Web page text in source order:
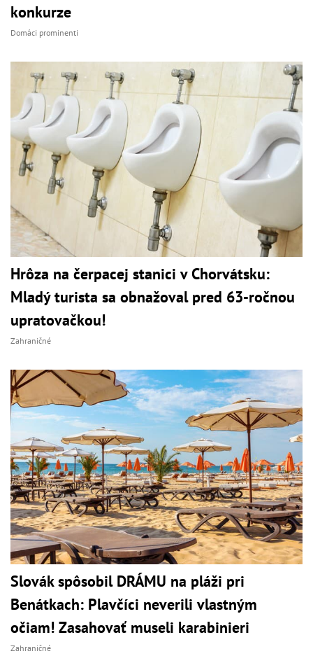
konkurze
Domáci prominenti
Hrôza na čerpacej stanici v Chorvátsku:
Mladý turista sa obnažoval pred 63-ročnou
upratovačkou!
Zahraničné
Slovák spôsobil DRÁMU na pláži pri
Benátkach: Plavčíci neverili vlastným
očiam! Zasahovať museli karabinieri
Zahraničné